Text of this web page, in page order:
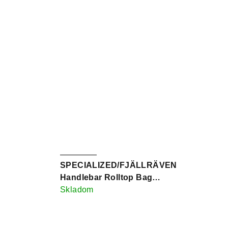
SPECIALIZED/FJÄLLRÄVEN
Handlebar Rolltop Bag
Black
Skladom